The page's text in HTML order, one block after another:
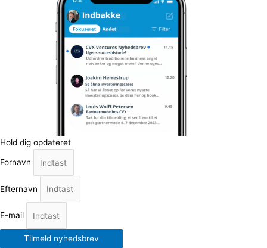
Hold dig opdateret
Fornavn
Efternavn
E-mail
Tilmeld nyhedsbrev